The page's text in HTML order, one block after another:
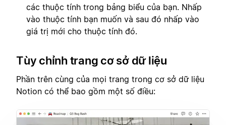
các thuộc tính trong bảng biểu của bạn. Nhấp
vào thuộc tính bạn muốn và sau đó nhấp vào
giá trị mới cho thuộc tính đó.
Tùy chỉnh trang cơ sở dữ liệu
Phần trên cùng của mọi trang trong cơ sở dữ liệu
Notion có thể bao gồm một số điều: